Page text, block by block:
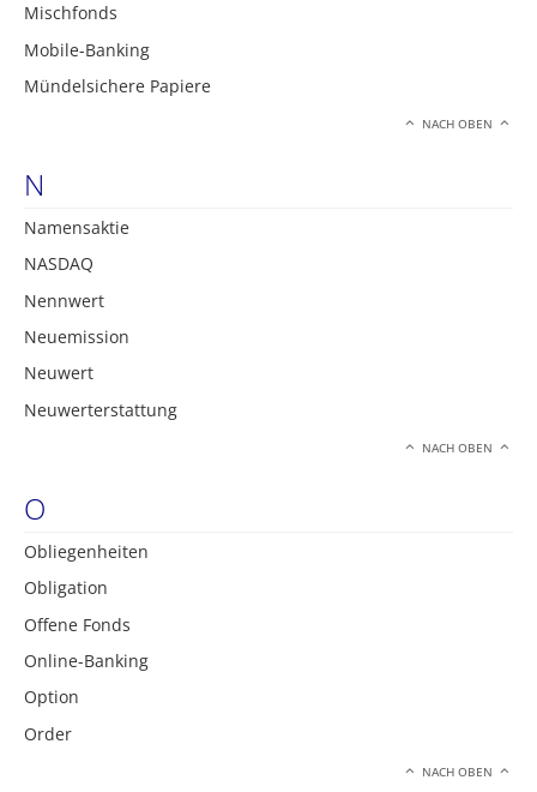
Mischfonds
Mobile-Banking
Mündelsichere Papiere
NACH OBEN
N
Namensaktie
NASDAQ
Nennwert
Neuemission
Neuwert
Neuwerterstattung
NACH OBEN
O
Obliegenheiten
Obligation
Offene Fonds
Online-Banking
Option
Order
NACH OBEN